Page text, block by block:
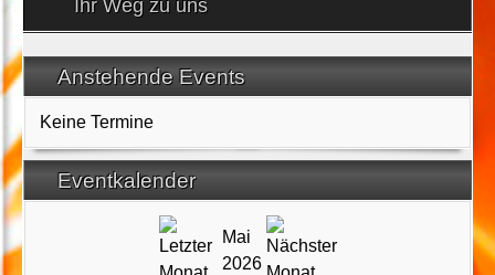
Ihr Weg zu uns
Anstehende Events
Keine Termine
Eventkalender
Mai
2026